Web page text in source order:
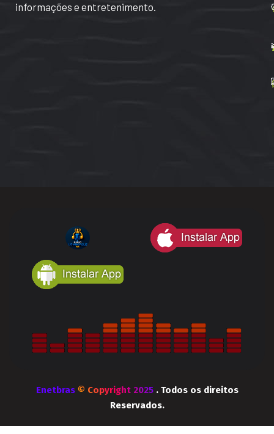
informações e entretenimento.
Enetbras © Copyright 2025 . Todos os direitos
Reservados.